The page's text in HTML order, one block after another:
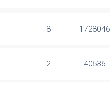
8 1728046
2 40536